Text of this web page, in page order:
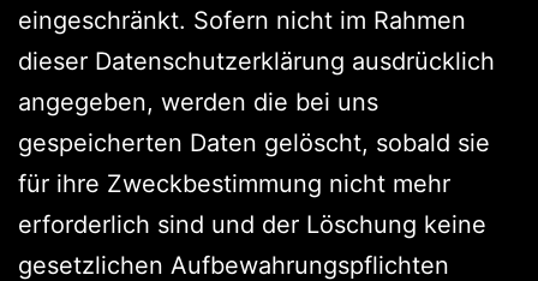
eingeschränkt. Sofern nicht im Rahmen
dieser Datenschutzerklärung ausdrücklich
angegeben, werden die bei uns
gespeicherten Daten gelöscht, sobald sie
für ihre Zweckbestimmung nicht mehr
erforderlich sind und der Löschung keine
gesetzlichen Aufbewahrungspflichten